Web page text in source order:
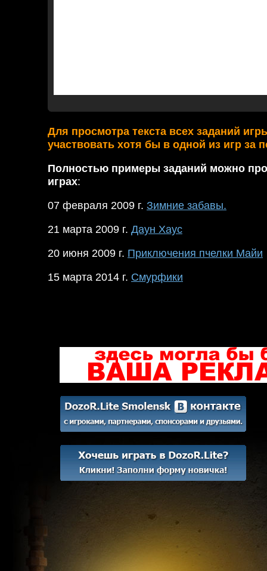
Для просмотра текста всех заданий
участвовать хотя бы в одной из игр за
Полностью примеры заданий можно
играх:
07 февраля 2009 г. Зимние забавы.
21 марта 2009 г. Даун Хаус
20 июня 2009 г. Приключения пчелки Майи
15 марта 2014 г. Смурфики